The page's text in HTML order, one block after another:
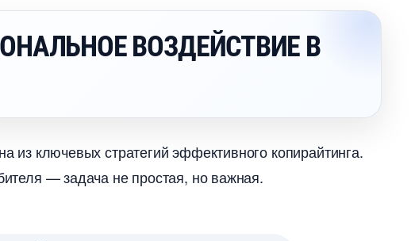
ВОЗДЕЙСТВИЕ
из ключевых стратегий эффективного копирайтинга.
— задача не простая, но важная.